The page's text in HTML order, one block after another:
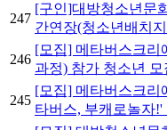
247
[구인]대방청소년문
간연장(청소년배치
246
[모집] 메타버스크리
과정) 참가 청소년 모
245
[모집] 메타버스크리
타버스, 부캐로놀자!'